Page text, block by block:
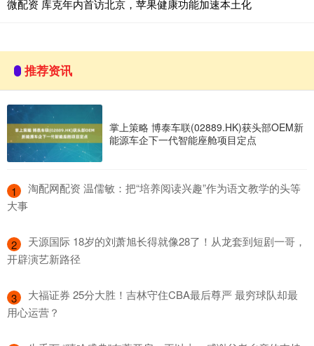
微配资 库克年内首访北京，苹果健康功能加速本土化
推荐资讯
掌上策略 博泰车联(02889.HK)获头部OEM新
能源车企下一代智能座舱项目定点
1
​淘配网配资 温儒敏：把“培养阅读兴趣”作为语文教学的头等
大事
2
​天源国际 18岁的刘萧旭长得就像28了！从龙套到短剧一哥，
开辟演艺新路径
3
​大福证券 25分大胜！吉林守住CBA最后尊严 最穷球队却最
用心运营？